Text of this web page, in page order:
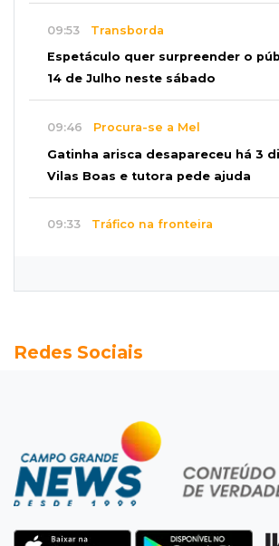
09:53 Transborda
Espetáculo quer surpreender o
14 de Julho neste sábado
09:46 Procura-se a Mel
Gatinha arisca desapareceu há 3
Vilas Boas e tutora pede ajuda
09:33 Tráfico na fronteira
Artesanato de MS entra em nova
Atenção
Eventos interditam ruas de Campo
nesta sexta-feira
Três dias após obra, buraco volta
Redes Sociais